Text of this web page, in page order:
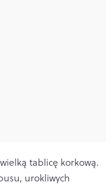
tablicę korkową.
urokliwych